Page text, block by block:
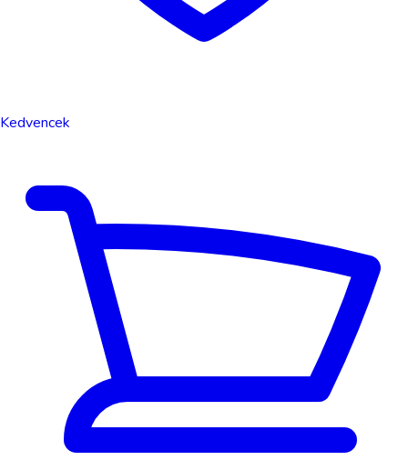
Kedvencek